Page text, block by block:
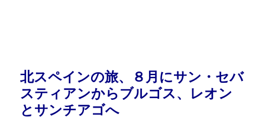
北スペインの旅、８月にサン・セバ
スティアンからブルゴス、レオン
とサンチアゴへ